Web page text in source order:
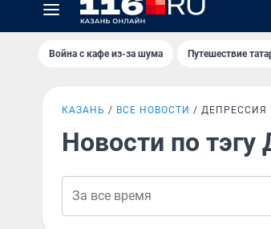
Война с кафе из-за шума Путешествие
КАЗАНЬ ВСЕ НОВОСТИ ДЕПРЕССИЯ
Новости по тэгу